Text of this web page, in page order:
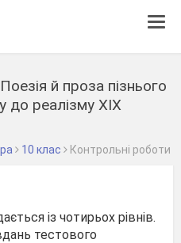
й проза пізнього
до реалізму ХІХ
10 клас Контрольні роботи
із чотирьох рівнів.
тестового